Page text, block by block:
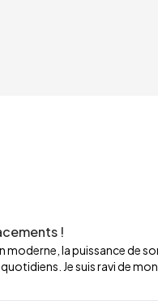
!
la puissance de
Je suis ravi de